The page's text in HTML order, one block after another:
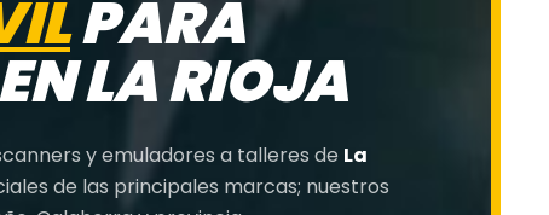
PARA
LA RIOJA
y emuladores a talleres de La
de las principales marcas; nuestros